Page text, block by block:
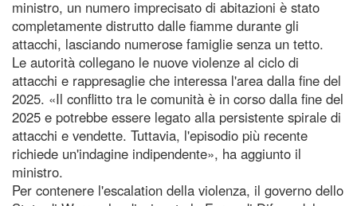
ministro, un numero imprecisato di abitazioni è stato
completamente distrutto dalle fiamme durante gli
attacchi, lasciando numerose famiglie senza un tetto.
Le autorità collegano le nuove violenze al ciclo di
attacchi e rappresaglie che interessa l'area dalla fine del
2025. «Il conflitto tra le comunità è in corso dalla fine del
2025 e potrebbe essere legato alla persistente spirale di
attacchi e vendette. Tuttavia, l'episodio più recente
richiede un'indagine indipendente», ha aggiunto il
ministro.
Per contenere l'escalation della violenza, il governo dello